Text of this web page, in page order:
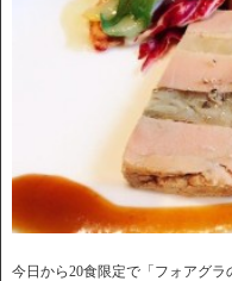
今日から20食限定で「フォアグラ